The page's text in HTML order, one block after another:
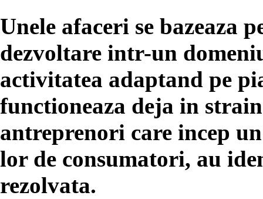
Unele afaceri se bazeaza
dezvoltare intr-un
activitatea adaptand pe
functioneaza deja in
antreprenori care incep
lor de consumatori, au
rezolvata.